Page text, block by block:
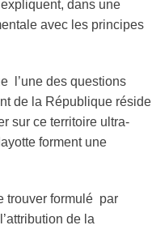
dans une
avec les principes
l’une des questions
de la République réside
sur ce territoire ultra-
forment une
trouver formulé par
de la